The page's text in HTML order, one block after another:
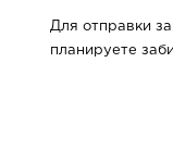
Для отправки
планируете